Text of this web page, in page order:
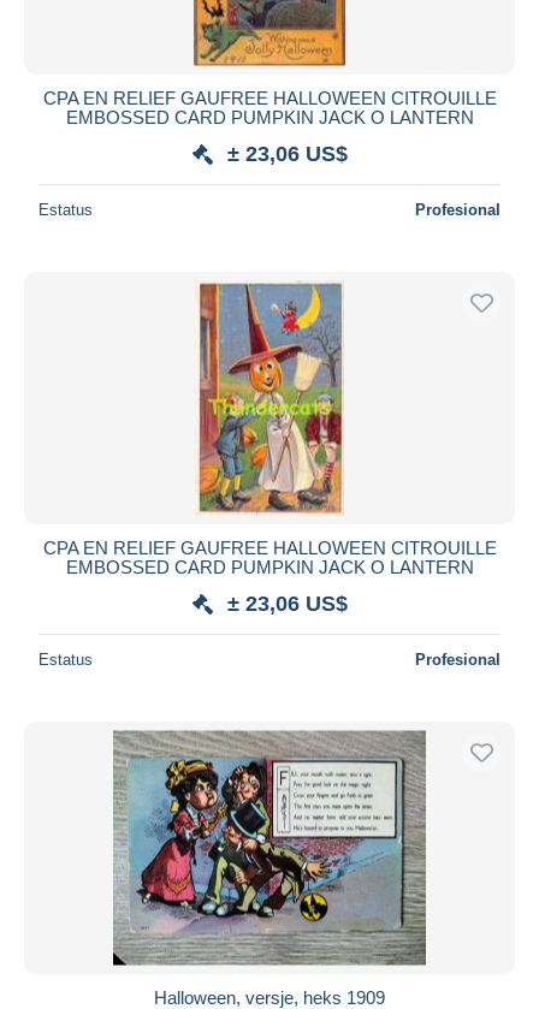
CPA EN RELIEF GAUFREE HALLOWEEN CITROUILLE
EMBOSSED CARD PUMPKIN JACK O LANTERN
± 23,06 US$
Estatus Profesional
CPA EN RELIEF GAUFREE HALLOWEEN CITROUILLE
EMBOSSED CARD PUMPKIN JACK O LANTERN
± 23,06 US$
Estatus Profesional
Halloween, versje, heks 1909